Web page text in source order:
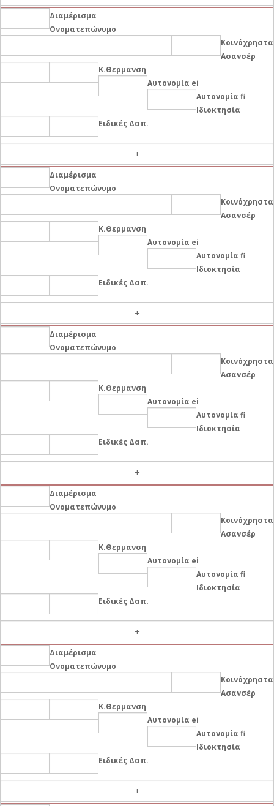
Διαμέρισμα
Ονοματεπώνυμο
Κοινόχρηστα
Ασανσέρ
Κ.Θερμανση
Αυτονομία ei
Αυτονομία fi
Ιδιοκτησία
Ειδικές Δαπ.
Διαμέρισμα
Ονοματεπώνυμο
Κοινόχρηστα
Ασανσέρ
Κ.Θερμανση
Αυτονομία ei
Αυτονομία fi
Ιδιοκτησία
Ειδικές Δαπ.
Διαμέρισμα
Ονοματεπώνυμο
Κοινόχρηστα
Ασανσέρ
Κ.Θερμανση
Αυτονομία ei
Αυτονομία fi
Ιδιοκτησία
Ειδικές Δαπ.
Διαμέρισμα
Ονοματεπώνυμο
Κοινόχρηστα
Ασανσέρ
Κ.Θερμανση
Αυτονομία ei
Αυτονομία fi
Ιδιοκτησία
Ειδικές Δαπ.
Διαμέρισμα
Ονοματεπώνυμο
Κοινόχρηστα
Ασανσέρ
Κ.Θερμανση
Αυτονομία ei
Αυτονομία fi
Ιδιοκτησία
Ειδικές Δαπ.